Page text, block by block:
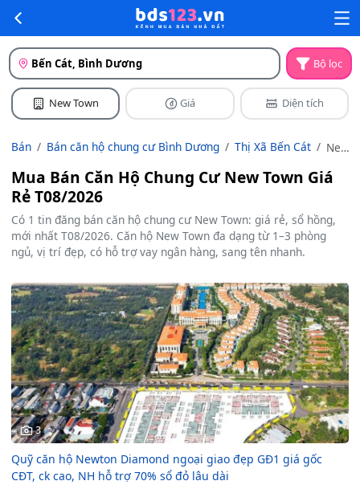
Bến Cát, Bình Dương Bộ lọc
New Town Giá Diện tích
Bán Bán căn hộ chung cư Bình Dương Thị Xã Bến Cát
New
Mua Bán Căn Hộ Chung Cư New Town Giá
Rẻ T08/2026
Có 1 tin đăng bán căn hộ chung cư New Town: giá rẻ, sổ hồng,
mới nhất T08/2026. Căn hộ New Town đa dạng từ 1–3 phòng
ngủ, vị trí đẹp, có hỗ trợ vay ngân hàng, sang tên nhanh.
3
Quỹ căn hộ Newton Diamond ngoại giao đẹp GĐ1 giá gốc
CĐT, ck cao, NH hỗ trợ 70% sổ đỏ lâu dài